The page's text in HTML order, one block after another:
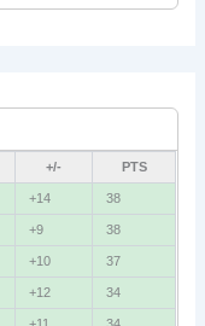
5
+/- PTS
+14 38
+9 38
+10 37
+12 34